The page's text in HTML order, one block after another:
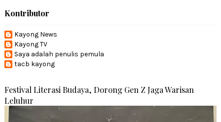
Kontributor
Kayong News
Kayong TV
Saya adalah penulis pemula
tacb kayong
Festival Literasi Budaya, Dorong Gen Z Jaga Warisan
Leluhur